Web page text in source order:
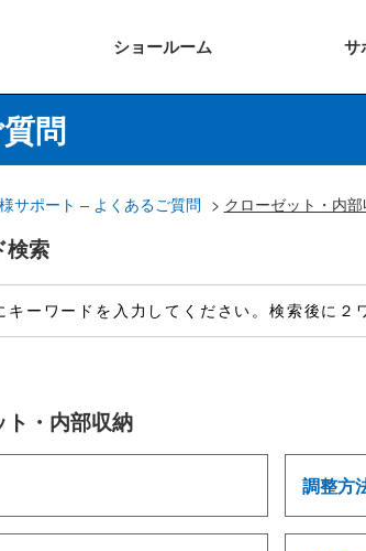
ショールーム サ
問
サポート – よくあるご質問 > クローゼット・内
検索
ト・内部収納
調整方